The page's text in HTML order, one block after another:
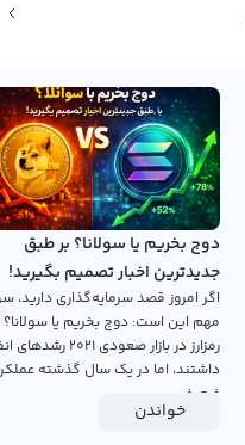
دوج بخریم یا سولانا؟ بر طبق
جدیدترین اخبار تصمیم بگیرید!
اگر امروز قصد سرمایه‌گذاری دارید،
مهم این است: دوج بخریم یا
رمزارز در بازار صعودی ۲۰۲۱
داشتند، اما در یک سال گذشته
ضعیفی...
خواندن